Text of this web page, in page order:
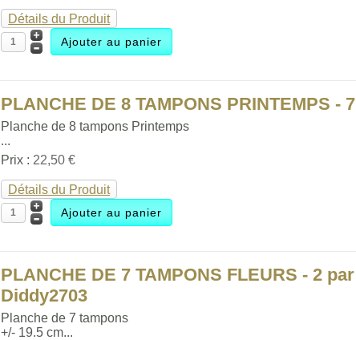
Détails du Produit
PLANCHE DE 8 TAMPONS PRINTEMPS - 7
Planche de 8 tampons Printemps
...
Prix : 22,50 €
Détails du Produit
PLANCHE DE 7 TAMPONS FLEURS - 2 par
Diddy2703
Planche de 7 tampons
+/- 19.5 cm...